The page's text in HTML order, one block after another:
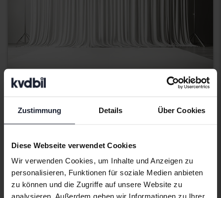
Zustimmung Details Über Cookies
Diese Webseite verwendet Cookies
Wir verwenden Cookies, um Inhalte und Anzeigen zu
personalisieren, Funktionen für soziale Medien anbieten
zu können und die Zugriffe auf unsere Website zu
analysieren. Außerdem geben wir Informationen zu Ihrer
Model Y Performance Dual Motor AWD
Svedala
Startpreis Demnächst
Unsere Bewertung ist auf dem Weg
Demnächst